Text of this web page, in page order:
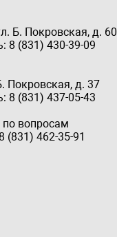
Б. Покровская, д. 60
8 (831) 430-39-09
Покровская, д. 37
8 (831) 437-05-43
по вопросам
(831) 462-35-91